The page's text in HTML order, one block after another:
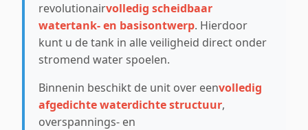
revolutionairvolledig scheidbaar
watertank- en basisontwerp. Hierdoor
kunt u de tank in alle veiligheid direct onder
stromend water spoelen.
Binnenin beschikt de unit over eenvolledig
afgedichte waterdichte structuur,
overspannings- en